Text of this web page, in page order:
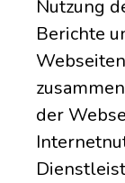
Nutzung
Berichte
der